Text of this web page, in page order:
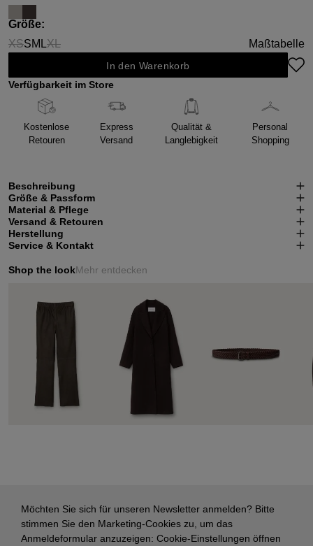
Größeauswählen
:
XS
(Diese Option ist zurzeit nicht verfügbar.)
SM LXL
(Diese Option ist zurzeit nicht verfügbar.)
Maßtabelle
In den Warenkorb
Verfügbarkeit im Store
Kostenlose
Retouren
Express
Versand
Qualität &
Langlebigkeit
Personal
Shopping
Beschreibung
Größe & Passform
Material & Pflege
Versand & Retouren
Herstellung
Service & Kontakt
Shop the lookMehr entdecken
Möchten Sie sich für unseren Newsletter anmelden? Bitte
stimmen Sie den Marketing-Cookies zu, um das
Anmeldeformular anzuzeigen: Cookie-Einstellungen öffnen